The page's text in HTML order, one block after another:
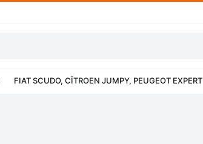
FIAT SCUDO, CİTROEN JUMPY, PEUGEOT EXPERT